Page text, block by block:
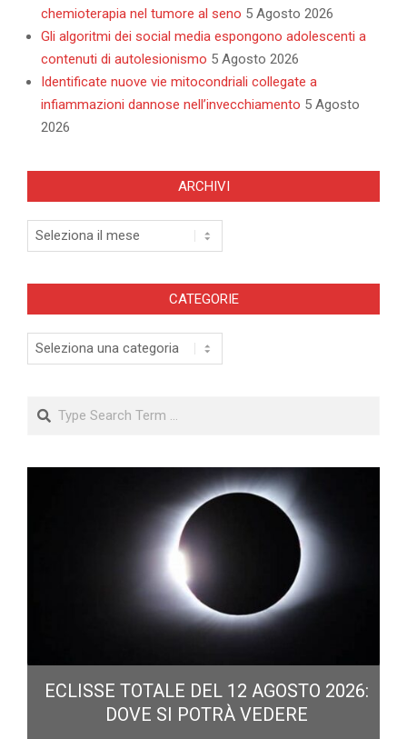
chemioterapia nel tumore al seno 5 Agosto 2026
Gli algoritmi dei social media espongono adolescenti a
contenuti di autolesionismo 5 Agosto 2026
Identificate nuove vie mitocondriali collegate a
infiammazioni dannose nell’invecchiamento 5 Agosto
2026
ARCHIVI
Archivi
CATEGORIE
Categorie
Search
ECLISSE TOTALE DEL 12 AGOSTO 2026:
DOVE SI POTRÀ VEDERE